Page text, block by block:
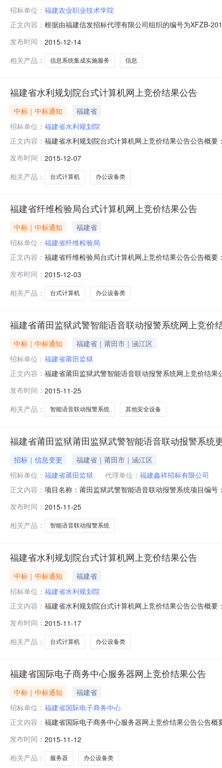
招标单位： 福建农业职业技术学院
正文内容： 根据由福建信发招标代理有限公司组织的编号为XFZB-
报价人投报品牌、型号技术指标等供货及售后服务要求
实现
发布时间： 2015-12-14
相关产品：
信息系统集成实施服务 信息
福建省水利规划院台式计算机网上竞价结果公告
中标｜中标通知
福建省
招标单位： 福建省水利规划院
正文内容： 福建省水利规划院台式计算机网上竞价结果公告公告概
划院采购人地址福州市东大路229号采购人联系方式
发布时间： 2015-12-07
相关产品：
台式计算机 办公设备类
福建省纤维检验局台式计算机网上竞价结果公告
中标｜中标通知
福建省
招标单位： 福建省纤维检验局
正文内容： 福建省纤维检验局台式计算机网上竞价结果公告公告概
福州市仓山区照屿路17号采购人联系方式
发布时间： 2015-12-03
相关产品：
台式计算机 办公设备类
福建省莆田监狱武警智能语音联动报警系统网上竞价
中标｜中标通知
福建省｜莆田市｜涵江区
招标单位： 福建省莆田监狱
正文内容： 福建省莆田监狱武警智能语音联动报警系统网上竞价结
省莆田监狱采购人地址莆田市涵江区新涵大街2089号采
代理
发布时间： 2015-11-25
相关产品：
智能语音联动报警系统 其他安全设备
福建省莆田监狱莆田监狱武警智能语音联动报警系统
招标｜信息变更
福建省｜莆田市｜涵江区
招标单位： 福建省莆田监狱 代理单位： 福建鑫祥招标有限公司
正文内容： 项目名称：莆田监狱武警智能语音联动报警系统项目编
原公告内容：合同包1废标(无供应商报价)。现更正为：
发布时间： 2015-11-25
相关产品：
智能语音联动报警系统
福建省水利规划院台式计算机网上竞价结果公告
中标｜中标通知
福建省
招标单位： 福建省水利规划院
正文内容： 福建省水利规划院台式计算机网上竞价结果公告公告概
址福州市东大路229号采购人联系方式0591-28309588
发布时间： 2015-11-17
相关产品：
台式计算机 办公设备类
福建省国际电子商务中心服务器网上竞价结果公告
中标｜中标通知
福建省
招标单位： 福建省国际电子商务中心
正文内容： 福建省国际电子商务中心服务器网上竞价结果公告公告
子商务中心采购人地址福建省福州市鼓楼区五四路158号
发布时间： 2015-11-12
相关产品：
服务器 办公设备类